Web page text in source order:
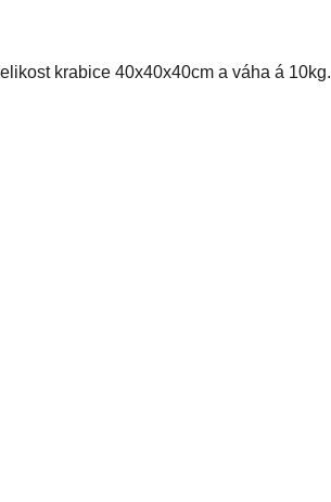
krabice 40x40x40cm a váha á 10kg.